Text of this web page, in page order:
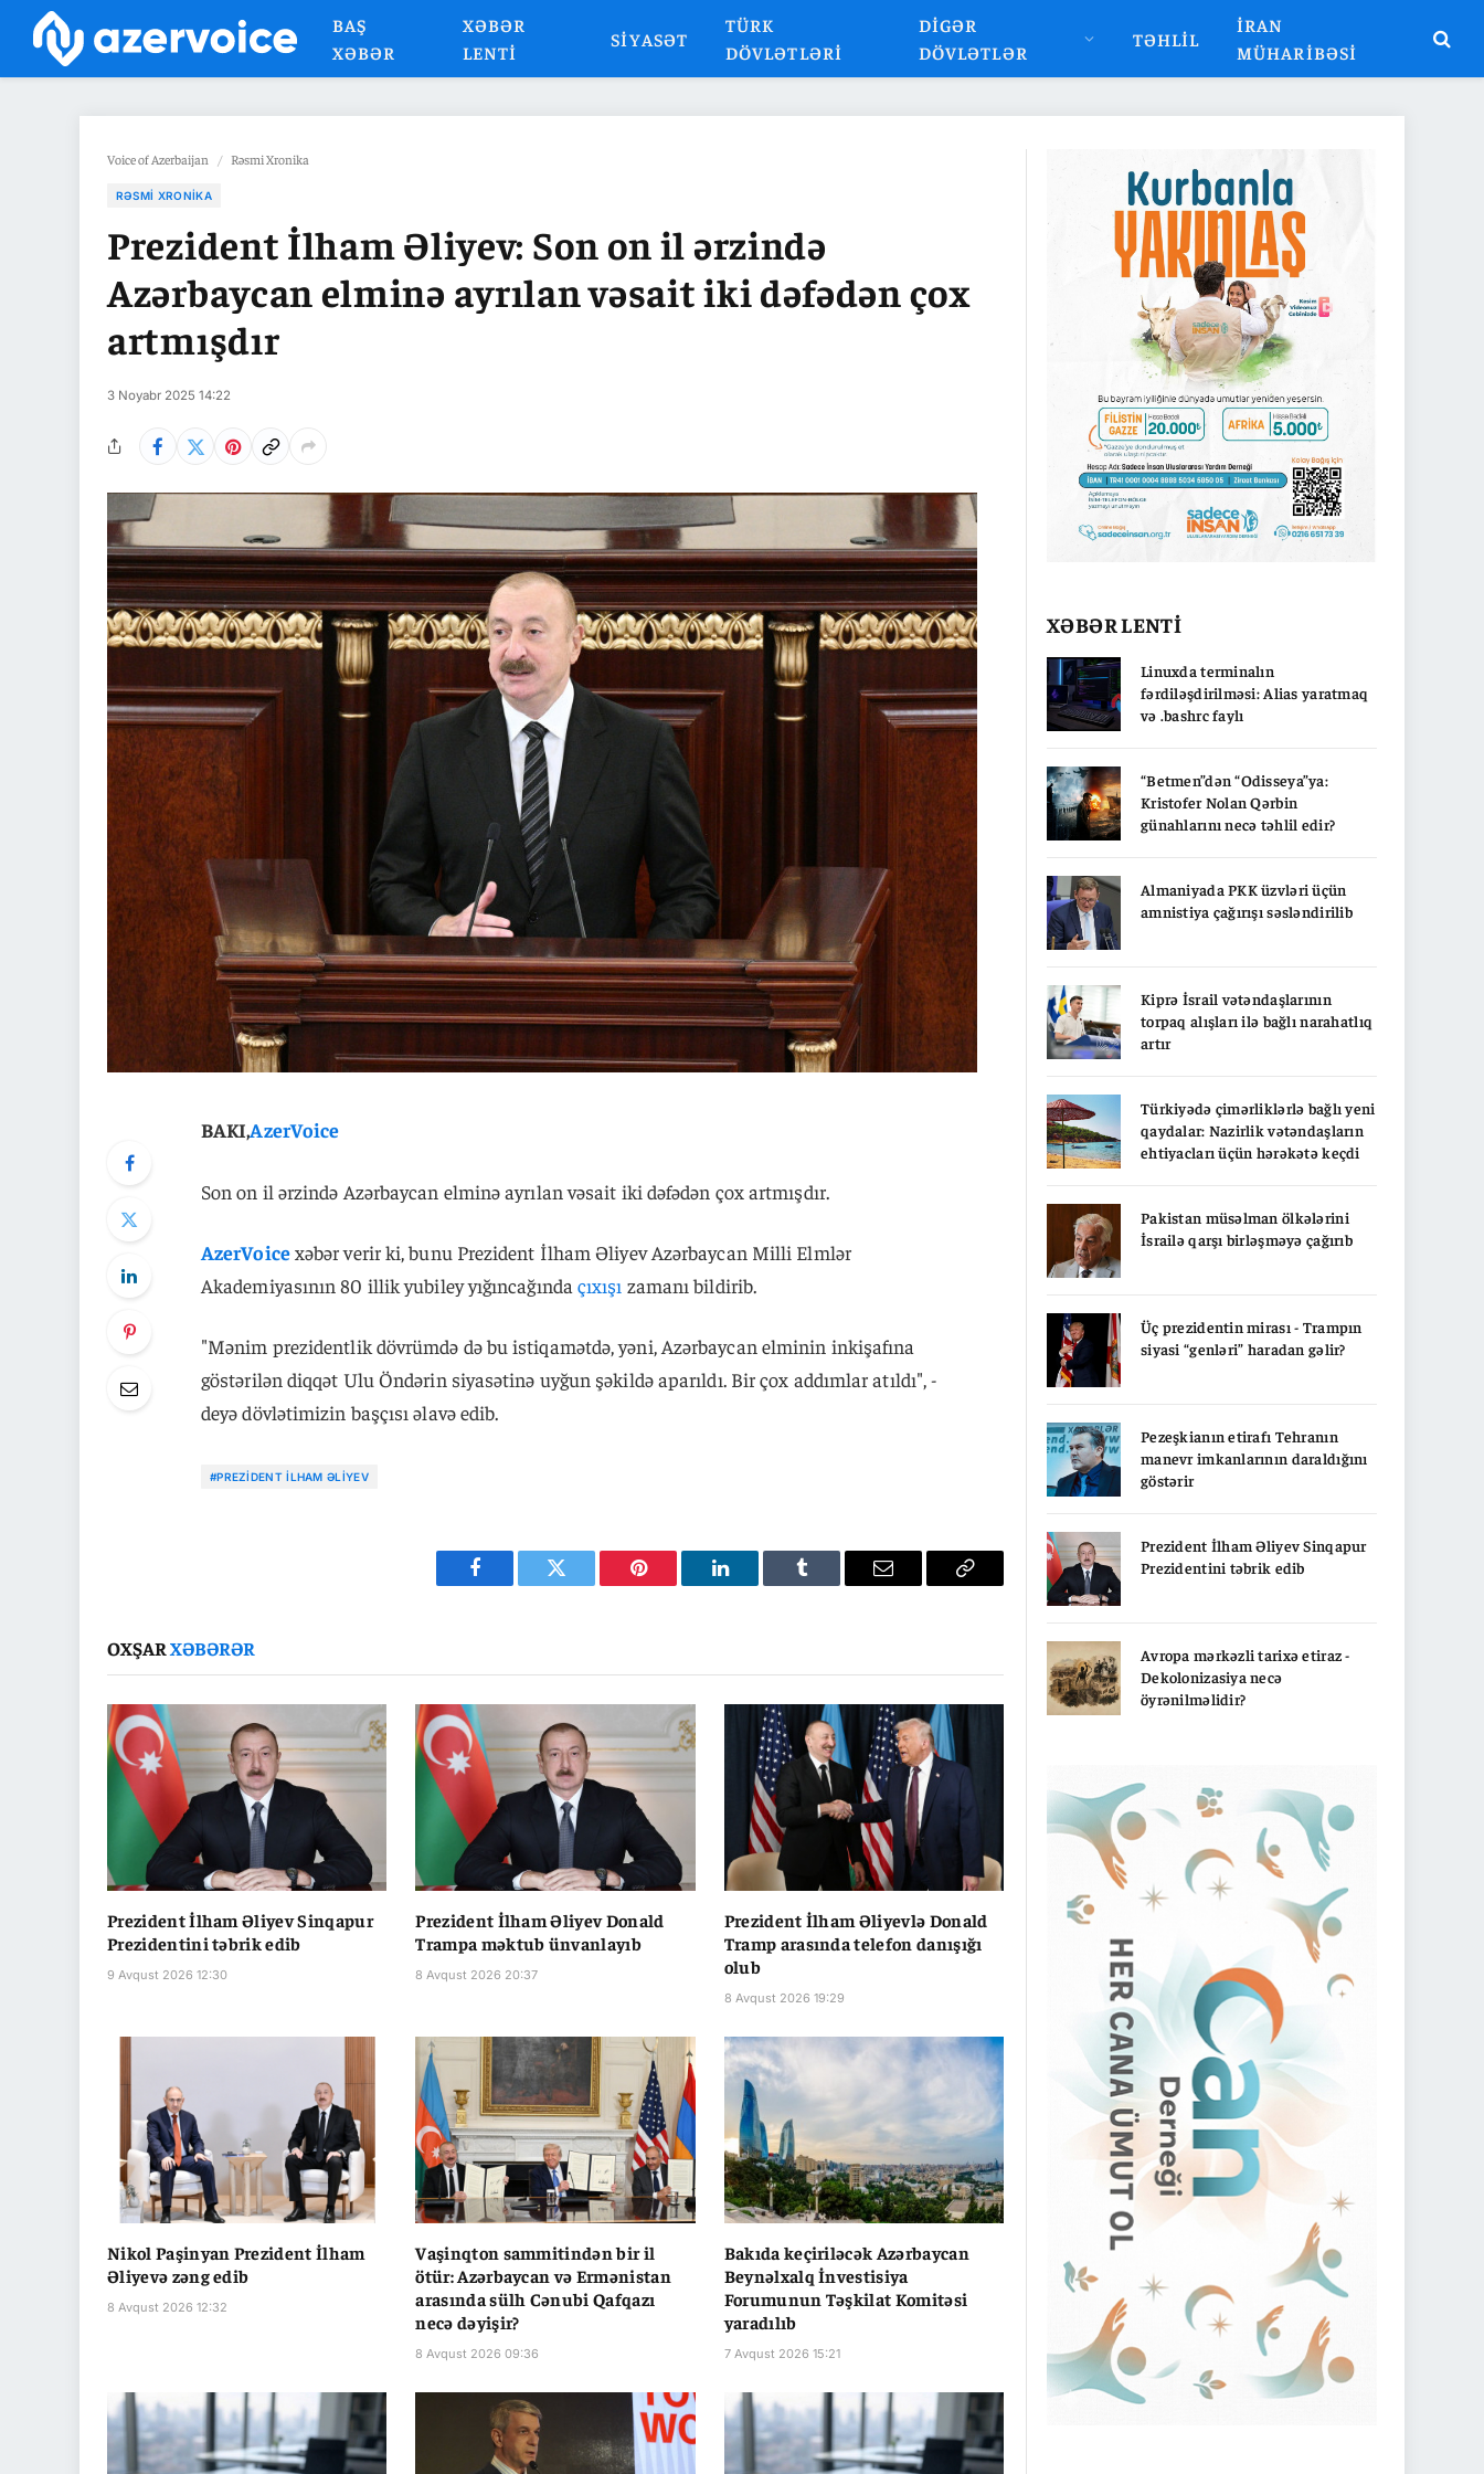
BAŞ
XƏBƏR
XƏBƏR
LENTI
SIYASƏT
TÜRK
DÖVLƏTLƏRI
DIGƏR
DÖVLƏTLƏR
TƏHLIL
İRAN
MÜHARIBƏSI
Voice of Azerbaijan / Rəsmi Xronika
RƏSMI XRONIKA
Prezident İlham Əliyev: Son on il ərzində
Azərbaycan elminə ayrılan vəsait iki dəfədən çox
artmışdır
3 Noyabr 2025 14:22
BAKI,AzerVoice
Son on il ərzində Azərbaycan elminə ayrılan vəsait iki dəfədən çox artmışdır.
AzerVoicexəbər verir ki, bunu Prezident İlham Əliyev Azərbaycan Milli Elmlər
Akademiyasının 80 illik yubiley yığıncağındaçıxışı zamanı bildirib.
"Mənim prezidentlik dövrümdə də bu istiqamətdə, yəni, Azərbaycan elminin inkişafına
göstərilən diqqət Ulu Öndərin siyasətinə uyğun şəkildə aparıldı. Bir çox addımlar atıldı", -
deyə dövlətimizin başçısı əlavə edib.
#PREZIDENT İLHAM ƏLIYEV
Facebook Twitter Pinterest LinkedIn Tumblr Email
Copy
OXŞARXƏBƏRƏR
Prezident İlham Əliyev Sinqapur
Prezidentini təbrik edib
9 Avqust 2026 12:30
Prezident İlham Əliyev Donald
Trampa məktub ünvanlayıb
8 Avqust 2026 20:37
Prezident İlham Əliyevlə Donald
Tramp arasında telefon danışığı
olub
8 Avqust 2026 19:29
Nikol Paşinyan Prezident İlham
Əliyevə zəng edib
8 Avqust 2026 12:32
Vaşinqton sammitindən bir il
ötür: Azərbaycan və Ermənistan
arasında sülh Cənubi Qafqazı
necə dəyişir?
8 Avqust 2026 09:36
Bakıda keçiriləcək Azərbaycan
Beynəlxalq İnvestisiya
Forumunun Təşkilat Komitəsi
yaradılıb
7 Avqust 2026 15:21
XƏBƏR LENTİ
Linuxda terminalın
fərdiləşdirilməsi: Alias yaratmaq
və .bashrc faylı
“Betmen”dən “Odisseya”ya:
Kristofer Nolan Qərbin
günahlarını necə təhlil edir?
Almaniyada PKK üzvləri üçün
amnistiya çağırışı səsləndirilib
Kiprə İsrail vətəndaşlarının
torpaq alışları ilə bağlı narahatlıq
artır
Türkiyədə çimərliklərlə bağlı yeni
qaydalar: Nazirlik vətəndaşların
ehtiyacları üçün hərəkətə keçdi
Pakistan müsəlman ölkələrini
İsrailə qarşı birləşməyə çağırıb
Üç prezidentin mirası - Trampın
siyasi “genləri” haradan gəlir?
Pezeşkianın etirafı Tehranın
manevr imkanlarının daraldığını
göstərir
Prezident İlham Əliyev Sinqapur
Prezidentini təbrik edib
Avropa mərkəzli tarixə etiraz -
Dekolonizasiya necə
öyrənilməlidir?